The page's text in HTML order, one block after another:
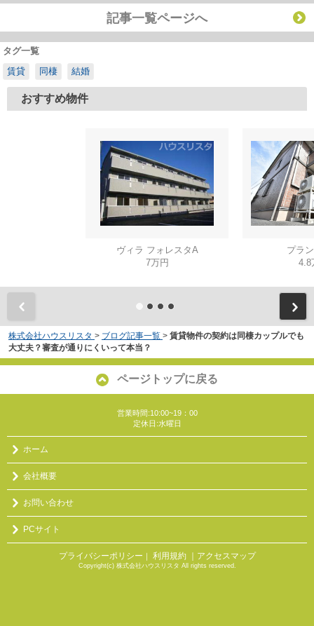
記事一覧ページへ
タグ一覧
賃貸
同棲 結婚
おすすめ物件
ヴィラ フォレスタA
7万円
プラ
4.8
株式会社ハウスリスタ > ブログ記事一覧 > 賃貸物件の契約は同棲カップルでも
大丈夫？審査が通りにくいって本当？
ページトップに戻る
営業時間:10:00~19：00
定休日:水曜日
ホーム
会社概要
お問い合わせ
PCサイト
プライバシーポリシー ｜ 利用規約 ｜アクセスマップ
Copyright(c) 株式会社ハウスリスタ All rights reserved.